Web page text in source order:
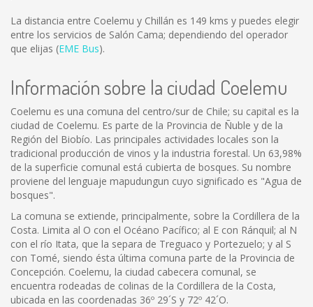
La distancia entre Coelemu y Chillán es 149 kms y puedes elegir
entre los servicios de Salón Cama; dependiendo del operador
que elijas (EME Bus).
Información sobre la ciudad Coelemu
Coelemu es una comuna del centro/sur de Chile; su capital es la
ciudad de Coelemu. Es parte de la Provincia de Ñuble y de la
Región del Biobío. Las principales actividades locales son la
tradicional producción de vinos y la industria forestal. Un 63,98%
de la superficie comunal está cubierta de bosques. Su nombre
proviene del lenguaje mapudungun cuyo significado es "Agua de
bosques".
La comuna se extiende, principalmente, sobre la Cordillera de la
Costa. Limita al O con el Océano Pacífico; al E con Ránquil; al N
con el río Itata, que la separa de Treguaco y Portezuelo; y al S
con Tomé, siendo ésta última comuna parte de la Provincia de
Concepción. Coelemu, la ciudad cabecera comunal, se
encuentra rodeadas de colinas de la Cordillera de la Costa,
ubicada en las coordenadas 36º 29´S y 72º 42´O.